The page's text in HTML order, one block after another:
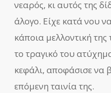
νεαρός, κι αυτός της
άλογο. Είχε κατά νου
κάποια μελλοντική
το τραγικό του
κεφάλι, αποφάσισε να
επόμενη ταινία της.